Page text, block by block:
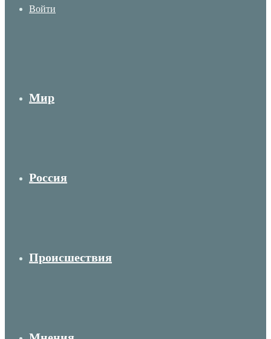
Войти
Мир
Россия
Происшествия